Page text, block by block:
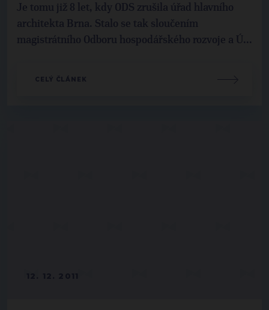
Je tomu již 8 let, kdy ODS zrušila úřad hlavního
architekta Brna. Stalo se tak sloučením
magistrátního Odboru hospodářského rozvoje a Ú...
CELÝ ČLÁNEK